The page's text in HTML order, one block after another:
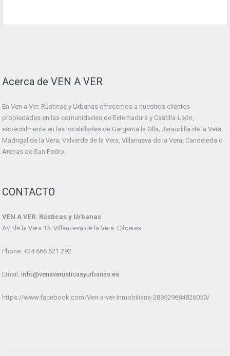
Acerca de VEN A VER
En Ven a Ver. Rústicas y Urbanas ofrecemos a nuestros clientes
propiedades en las comunidades de Extemadura y Castilla-León,
especialmente en las localidades de Garganta la Olla, Jarandilla de la Vera,
Madrigal de la Vera, Valverde de la Vera, Villanueva de la Vera, Candeleda o
Arenas de San Pedro.
CONTACTO
VEN A VER. Rústicas y Urbanas
Av. de la Vera 15. Villanueva de la Vera. Cáceres
Phone: +34 666 621 292
Email: info@venaverusticasyurbanas.es
https://www.facebook.com/Ven-a-ver-Inmobiliaria-289529684826050/